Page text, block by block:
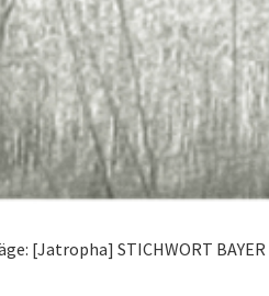
[Jatropha] STICHWORT